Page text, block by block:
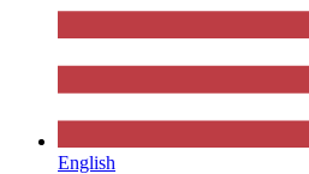
English